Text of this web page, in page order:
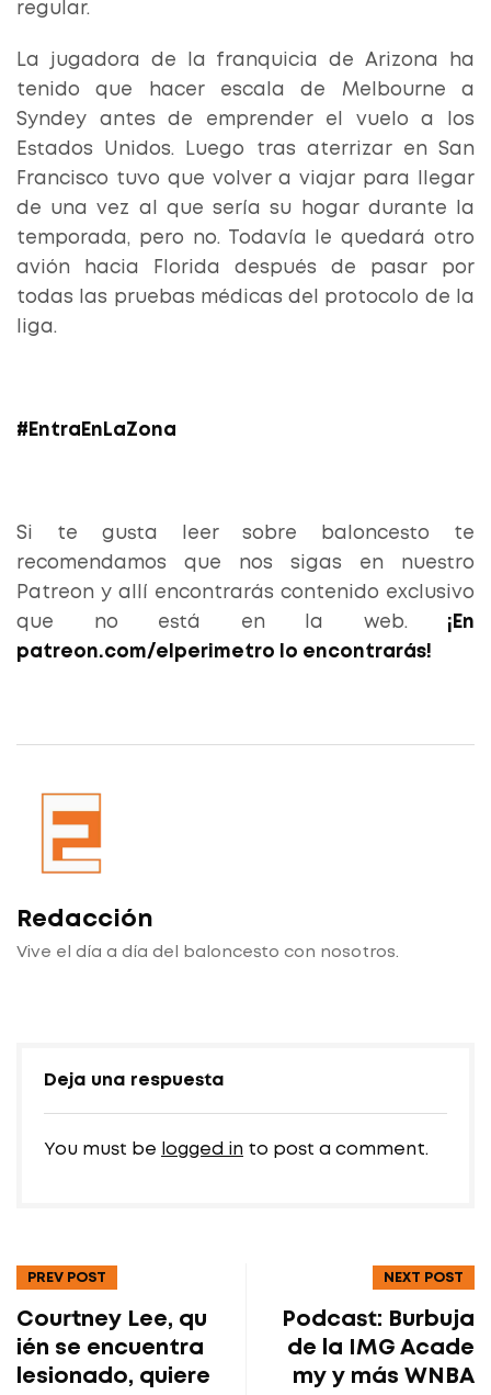
regular.
La jugadora de la franquicia de Arizona ha
tenido que hacer escala de Melbourne a
Syndey antes de emprender el vuelo a los
Estados Unidos. Luego tras aterrizar en San
Francisco tuvo que volver a viajar para llegar
de una vez al que sería su hogar durante la
temporada, pero no. Todavía le quedará otro
avión hacia Florida después de pasar por
todas las pruebas médicas del protocolo de la
liga.
#EntraEnLaZona
Si te gusta leer sobre baloncesto te
recomendamos que nos sigas en nuestro
Patreon y allí encontrarás contenido exclusivo
que no está en la web. ¡En
patreon.com/elperimetro lo encontrarás!
Redacción
Vive el día a día del baloncesto con nosotros.
Deja una respuesta
You must be logged in to post a comment.
PREV POST
Courtney Lee, qu
ién se encuentra
lesionado, quiere
NEXT POST
Podcast: Burbuja
de la IMG Acade
my y más WNBA